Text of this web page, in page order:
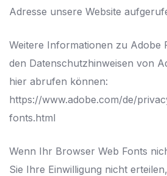
Adresse unsere Website
Weitere Informationen zu Adobe
den Datenschutzhinweisen von
hier abrufen können:
https://www.adobe.com/de/
fonts.html
Wenn Ihr Browser Web Fonts
Sie Ihre Einwilligung nicht